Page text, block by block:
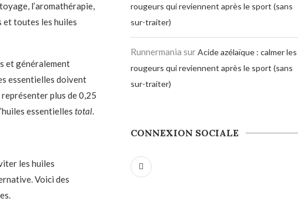
l’aromathérapie,
et toutes les huiles
et généralement
essentielles doivent
plus de 0,25
essentielles total.
les huiles
Voici des
rougeurs qui reviennent après le sport (sans
sur-traiter)
Runnermania surAcide azélaïque : calmer les
rougeurs qui reviennent après le sport (sans
sur-traiter)
CONNEXION SOCIALE